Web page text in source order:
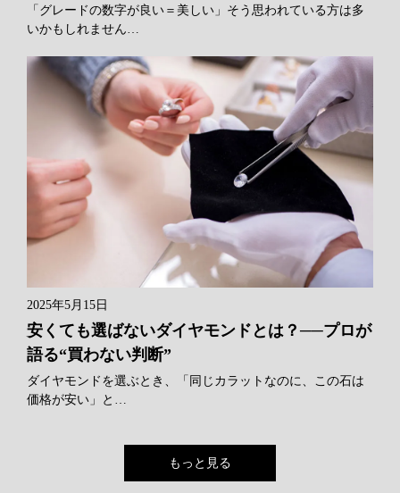
「グレードの数字が良い＝美しい」そう思われている方は多
いかもしれません…
2025年5月15日
安くても選ばないダイヤモンドとは？──プロが
語る“買わない判断”
ダイヤモンドを選ぶとき、「同じカラットなのに、この石は
価格が安い」と…
もっと見る